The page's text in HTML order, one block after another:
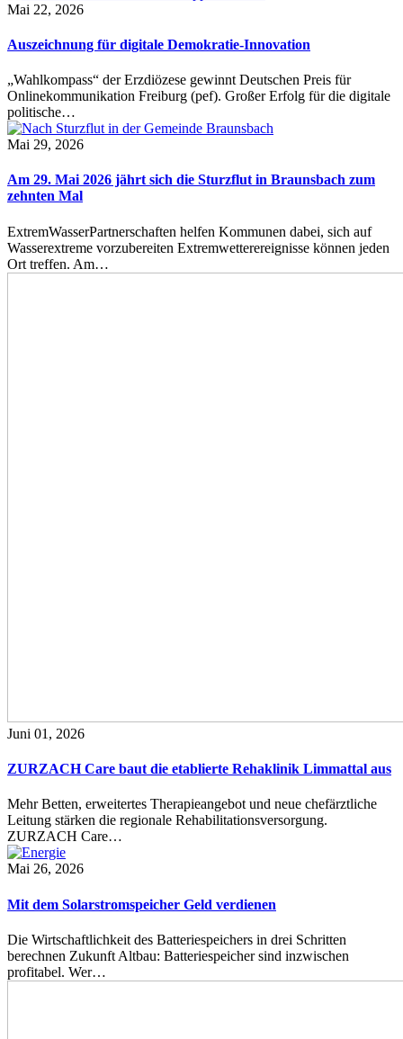
Mai 22, 2026
Auszeichnung für digitale Demokratie-Innovation
„Wahlkompass“ der Erzdiözese gewinnt Deutschen Preis für
Onlinekommunikation Freiburg (pef). Großer Erfolg für die digitale
politische…
Mai 29, 2026
Am 29. Mai 2026 jährt sich die Sturzflut in Braunsbach zum
zehnten Mal
ExtremWasserPartnerschaften helfen Kommunen dabei, sich auf
Wasserextreme vorzubereiten Extremwetterereignisse können jeden
Ort treffen. Am…
Juni 01, 2026
ZURZACH Care baut die etablierte Rehaklinik Limmattal aus
Mehr Betten, erweitertes Therapieangebot und neue chefärztliche
Leitung stärken die regionale Rehabilitationsversorgung.
ZURZACH Care…
Mai 26, 2026
Mit dem Solarstromspeicher Geld verdienen
Die Wirtschaftlichkeit des Batteriespeichers in drei Schritten
berechnen Zukunft Altbau: Batteriespeicher sind inzwischen
profitabel. Wer…